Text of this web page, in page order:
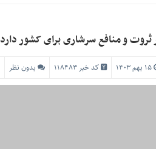
ثروت و منافع سرشاری برای کشور دارد
کد خبر 118483 بدون نظر